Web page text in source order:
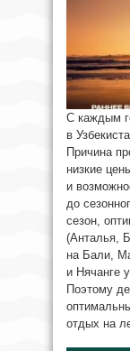
С каждым
в
Причина
низкие
и
до
сезон,
(Анталья,
на Бали,
и Нячанге
Поэтому
отдых на